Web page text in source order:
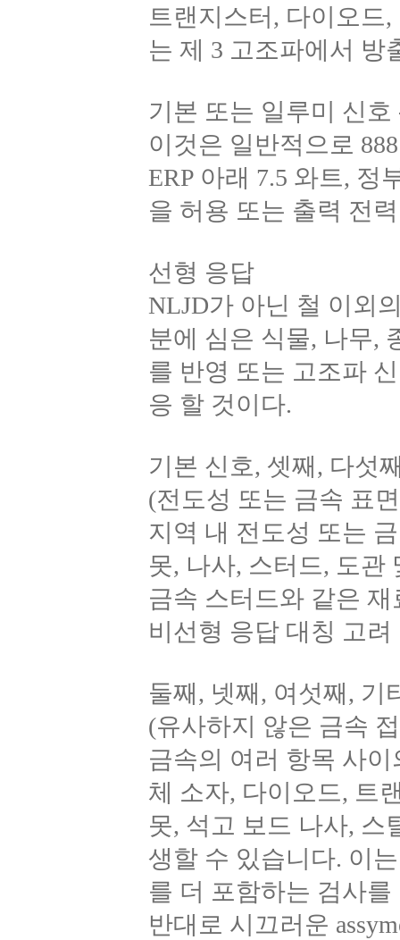
트랜지스터, 다이오드
는 제 3 고조파에서 방
기본 또는 일루미 신
이것은 일반적으로
ERP 아래 7.5 와트,
을 허용 또는 출력 전
선형 응답
NLJD가 아닌 철 이외
분에 심은 식물, 나무,
를 반영 또는 고조파
응 할 것이다.
기본 신호, 셋째, 다섯
(전도성 또는 금속 표
지역 내 전도성 또는
못, 나사, 스터드, 도관
금속 스터드와 같은
비선형 응답 대칭 고려
둘째, 넷째, 여섯째, 기
(유사하지 않은 금속
금속의 여러 항목 사
체 소자, 다이오드, 트
못, 석고 보드 나사, 스
생할 수 있습니다. 이
를 더 포함하는 검사
반대로 시끄러운